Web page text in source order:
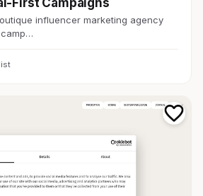
influencer marketing agency